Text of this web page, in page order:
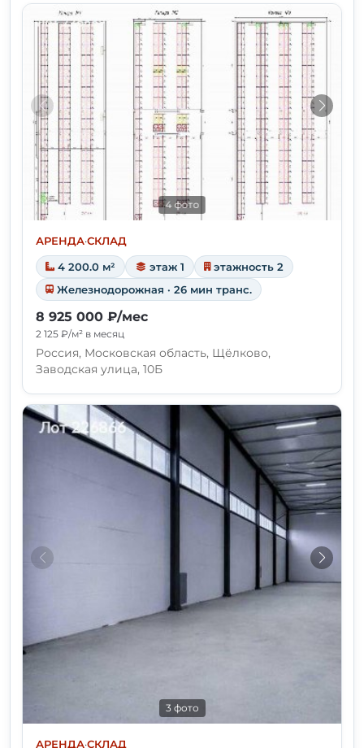
4 фото
АРЕНДА·СКЛАД
4 200.0 м² этаж 1
этажность 2
Железнодорожная · 26 мин транс.
8 925 000 ₽/мес
2 125 ₽/м² в месяц
Россия, Московская область, Щёлково,
Заводская улица, 10Б
3 фото
АРЕНДА·СКЛАД